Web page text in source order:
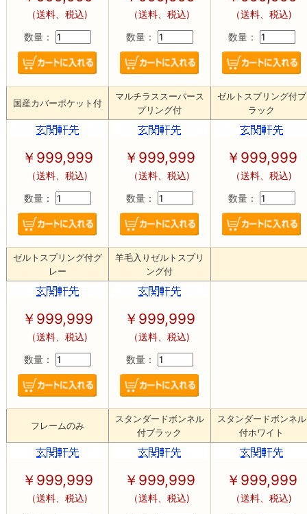
（送料、税込)
数量：
（送料、税込)
数量：
（送料、税込)
数量：
国産カバーポケット付
マルチラススーパース
プリング付
ゼルトスプリング付ブ
ラック
￥ 999,999
（送料、税込)
数量：
￥ 999,999
（送料、税込)
数量：
￥ 999,999
（送料、税込)
数量：
ゼルトスプリング付グ
レー
羊毛入りゼルトスプリ
ング付
￥ 999,999
（送料、税込)
数量：
￥ 999,999
（送料、税込)
数量：
フレームのみ
スタンダードボンネル
付ブラック
スタンダードボンネル
付ホワイト
￥ 999,999
（送料、税込)
￥ 999,999
（送料、税込)
￥ 999,999
（送料、税込)